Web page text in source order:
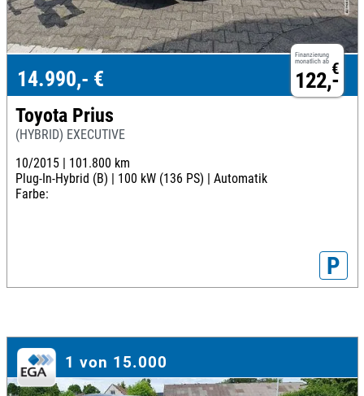
Finanzierung
monatlich ab €
122,-
14.990,- €
Toyota Prius
(HYBRID) EXECUTIVE
10/2015 | 101.800 km
Plug-In-Hybrid (B) | 100 kW (136 PS) | Automatik
Farbe:
P
1 von 15.000